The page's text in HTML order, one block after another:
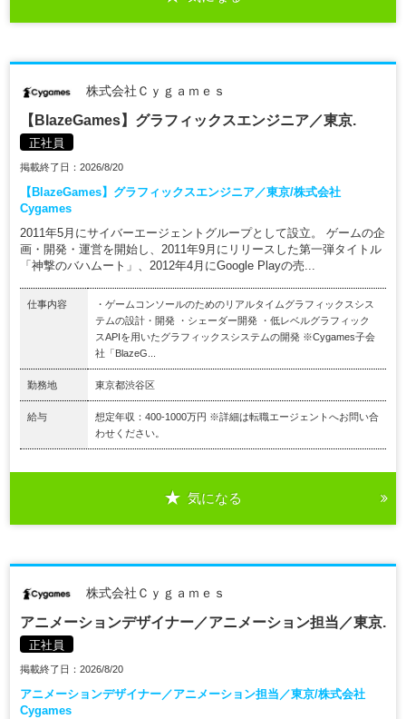
株式会社Ｃｙｇａｍｅｓ
【BlazeGames】グラフィックスエンジニア／東京.
正社員
掲載終了日：2026/8/20
【BlazeGames】グラフィックスエンジニア／東京/株式会社
Cygames
2011年5月にサイバーエージェントグループとして設立。 ゲームの企
画・開発・運営を開始し、2011年9月にリリースした第一弾タイトル
「神撃のバハムート」、2012年4月にGoogle Playの売...
仕事内容
・ゲームコンソールのためのリアルタイムグラフィックスシス
テムの設計・開発 ・シェーダー開発 ・低レベルグラフィック
スAPIを用いたグラフィックスシステムの開発 ※Cygames子会
社「BlazeG...
勤務地 東京都渋谷区
給与
想定年収：400-1000万円 ※詳細は転職エージェントへお問い合
わせください。
気になる
株式会社Ｃｙｇａｍｅｓ
アニメーションデザイナー／アニメーション担当／東京.
正社員
掲載終了日：2026/8/20
アニメーションデザイナー／アニメーション担当／東京/株式会社
Cygames